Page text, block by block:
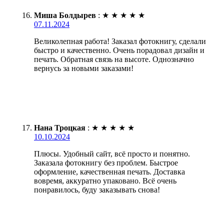
Миша Болдырев : ★ ★ ★ ★ ★
07.11.2024
Великолепная работа! Заказал фотокнигу, сделали
быстро и качественно. Очень порадовал дизайн и
печать. Обратная связь на высоте. Однозначно
вернусь за новыми заказами!
Нана Троцкая : ★ ★ ★ ★ ★
10.10.2024
Плюсы. Удобный сайт, всё просто и понятно.
Заказала фотокнигу без проблем. Быстрое
оформление, качественная печать. Доставка
вовремя, аккуратно упаковано. Всё очень
понравилось, буду заказывать снова!